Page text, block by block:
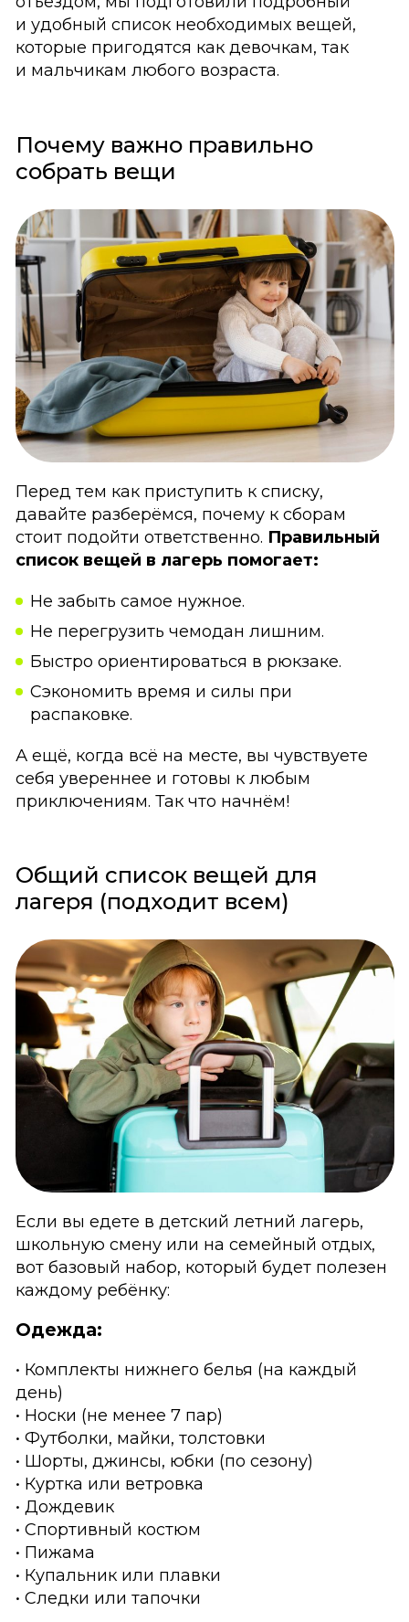
и удобный список необходимых вещей,
которые пригодятся как девочкам, так
и мальчикам любого возраста.
Почему важно правильно
собрать вещи
Перед тем как приступить к списку,
давайте разберёмся, почему к сборам
стоит подойти ответственно. Правильный
список вещей в лагерь помогает:
Не забыть самое нужное.
Не перегрузить чемодан лишним.
Быстро ориентироваться в рюкзаке.
Сэкономить время и силы при
распаковке.
А ещё, когда всё на месте, вы чувствуете
себя увереннее и готовы к любым
приключениям. Так что начнём!
Общий список вещей для
лагеря (подходит всем)
Если вы едете в детский летний лагерь,
школьную смену или на семейный отдых,
вот базовый набор, который будет полезен
каждому ребёнку:
Одежда:
• Комплекты нижнего белья (на каждый
день)
• Носки (не менее 7 пар)
• Футболки, майки, толстовки
• Шорты, джинсы, юбки (по сезону)
• Куртка или ветровка
• Дождевик
• Спортивный костюм
• Пижама
• Купальник или плавки
• Следки или тапочки